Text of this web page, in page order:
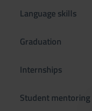
Language skills
Graduation
Internships
Student mentoring